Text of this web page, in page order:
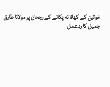
خواتین کے کھانا نہ پکانے کے رجحان پر مولانا طارق
جمیل کا ردعمل